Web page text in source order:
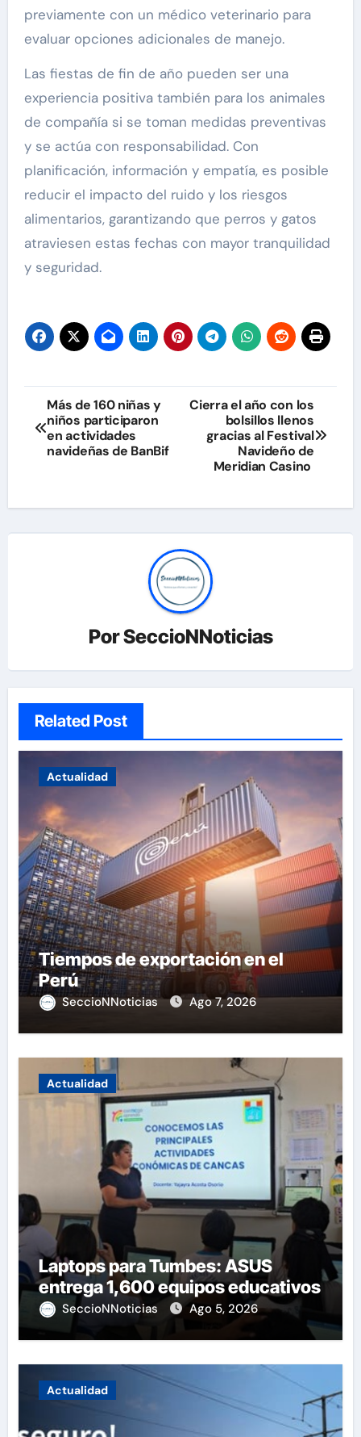
previamente con un médico veterinario para
evaluar opciones adicionales de manejo.
Las fiestas de fin de año pueden ser una
experiencia positiva también para los animales
de compañía si se toman medidas preventivas
y se actúa con responsabilidad. Con
planificación, información y empatía, es posible
reducir el impacto del ruido y los riesgos
alimentarios, garantizando que perros y gatos
atraviesen estas fechas con mayor tranquilidad
y seguridad.
Navegación
de
Más de 160 niñas y
niños participaron
en actividades
navideñas de BanBif
Cierra el año con los
bolsillos llenos
gracias al Festival
Navideño de
Meridian Casino
PorSeccioNNoticias
Related Post
Actualidad
Tiempos de exportación en el
Perú
SeccioNNoticias Ago 7, 2026
Actualidad
Laptops para Tumbes: ASUS
entrega 1,600 equipos educativos
SeccioNNoticias Ago 5, 2026
Actualidad